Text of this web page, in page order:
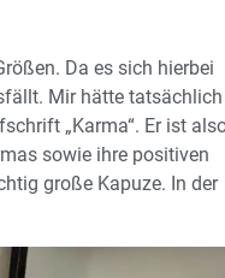
Da es sich hierbei
Mir hätte tatsächlich
„Karma“. Er ist
sowie ihre positiven
große Kapuze. In der